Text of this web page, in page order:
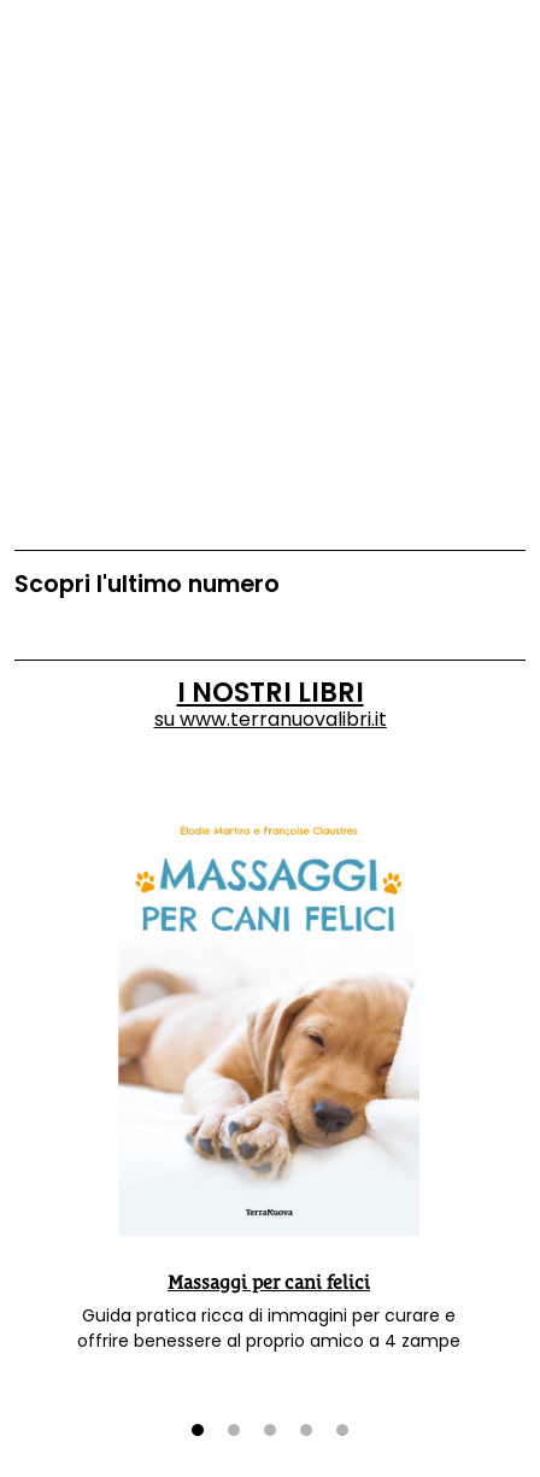
Scopri l'ultimo numero
I NOSTRI LIBRI
suwww.terranuovalibri.it
Massaggi per cani felici
Guida pratica ricca di immagini per curare e
offrire benessere al proprio amico a 4 zampe